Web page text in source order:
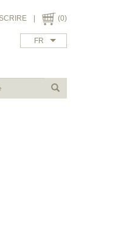
(0)
FR